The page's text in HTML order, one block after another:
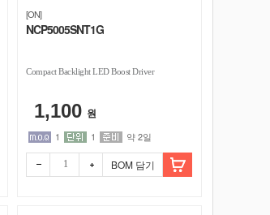
[ON]
NCP5005SNT1G
Compact Backlight LED Boost Driver
1,100 원
1 1 약 2일
BOM 담기